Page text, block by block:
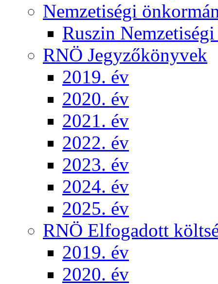
Nemzetiségi
Ruszin
RNÖ Jegyzőkönyvek
2019. év
2020. év
2021. év
2022. év
2023. év
2024. év
2025. év
RNÖ Elfogadott
2019. év
2020. év